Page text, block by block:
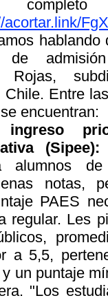
acortar.link/
hablando
Rojas,
Entre
encuentran:
(Sipee):
alumnos de
notas,
PAES
regular. Les
a 5,5,
un puntaje
"Los